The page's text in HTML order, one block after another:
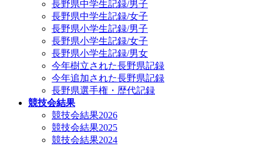
長野県中学生記録/男子
長野県中学生記録/女子
長野県小学生記録/男子
長野県小学生記録/女子
長野県小学生記録/男女
今年樹立された長野県記録
今年追加された長野県記録
長野県選手権・歴代記録
競技会結果
競技会結果2026
競技会結果2025
競技会結果2024